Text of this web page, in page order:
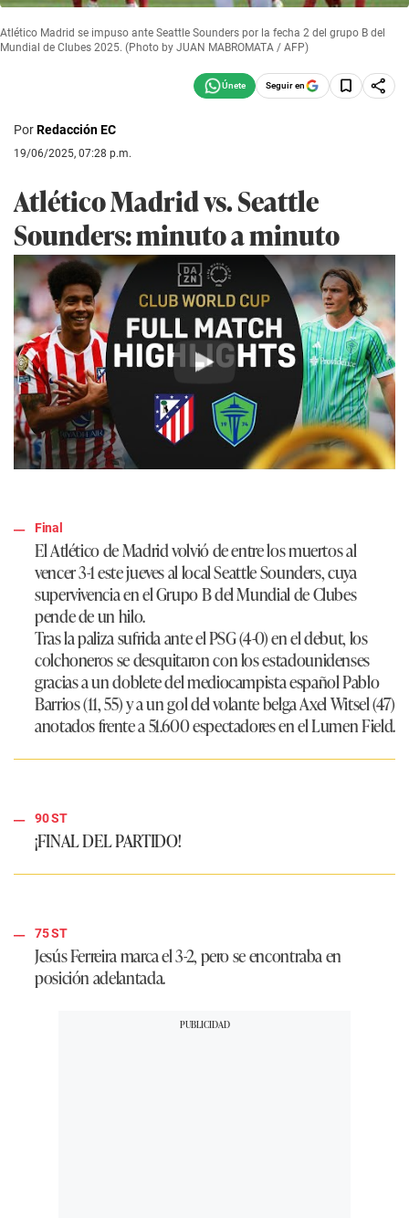
Atlético Madrid se impuso ante Seattle Sounders por la fecha 2 del grupo B del
Mundial de Clubes 2025. (Photo by JUAN MABROMATA / AFP)
Seguir en
PorRedacción EC
19/06/2025, 07:28 p.m.
Atlético Madrid vs. Seattle
Sounders: minuto a minuto
Play
Final
El Atlético de Madrid volvió de entre los muertos al
vencer 3-1 este jueves al local Seattle Sounders, cuya
supervivencia en el Grupo B del Mundial de Clubes
pende de un hilo.
Tras la paliza sufrida ante el PSG (4-0) en el debut, los
colchoneros se desquitaron con los estadounidenses
gracias a un doblete del mediocampista español Pablo
Barrios (11, 55) y a un gol del volante belga Axel Witsel (47)
anotados frente a 51.600 espectadores en el Lumen Field.
90 ST
¡FINAL DEL PARTIDO!
75 ST
Jesús Ferreira marca el 3-2, pero se encontraba en
posición adelantada.